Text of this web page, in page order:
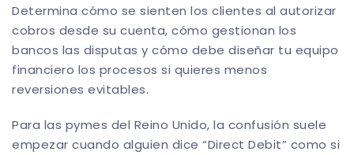
Determina cómo se sienten los clientes al autorizar
cobros desde su cuenta, cómo gestionan los
bancos las disputas y cómo debe diseñar tu equipo
financiero los procesos si quieres menos
reversiones evitables.
Para las pymes del Reino Unido, la confusión suele
empezar cuando alguien dice “Direct Debit” como si